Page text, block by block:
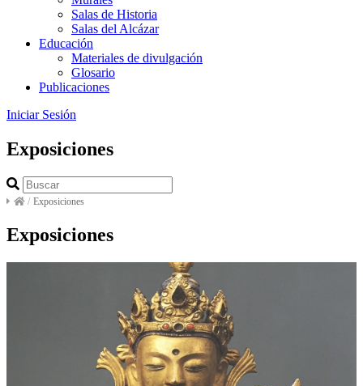
Salas de Historia
Salas del Alcázar
Educación
Materiales de divulgación
Glosario
Publicaciones
Iniciar Sesión
Exposiciones
/ Exposiciones
Exposiciones